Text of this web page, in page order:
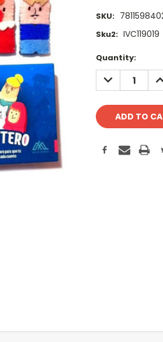
SKU:
Sku2: IVC119019
Current
Stock:
Quantity:
DECREASE
QUANTITY: